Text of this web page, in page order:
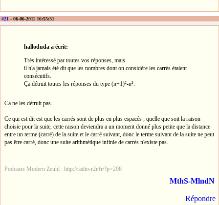
#21 - 06-06-2011 16:55:31
halloduda a écrit:
Très intéressé par toutes vos réponses, mais
il n'a jamais été dit que les nombres dont on considère les carrés étaient
consécutifs.
Ça détruit toutes les réponses du type (n+1)²-n².
Ca ne les détruit pas.
Ce qui est dit est que les carrés sont de plus en plus espacés ; quelle que soit la raison
choisie pour la suite, cette raison deviendra a un moment donné plus petite que la distance
entre un terme (carré) de la suite et le carré suivant, donc le terme suivant de la suite ne peut
pas être carré, donc une suite arithmétique infinie de carrés n'existe pas.
Podcasts Modern Zeuhl : http://radio-r2r.fr/?p=298
MthS-MlndN
Répondre